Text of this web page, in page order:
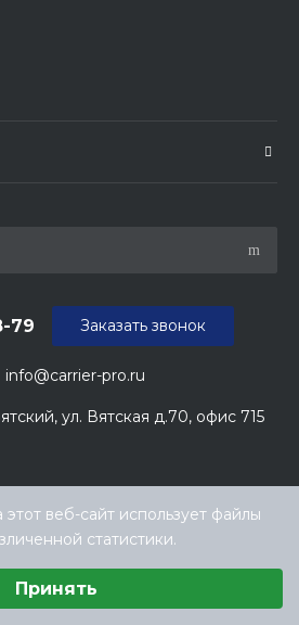
info@carrier-pro.ru
79
ул. Вятская д.70, офис 715
Заказать звонок
веб-сайт использует файлы
статистики.
Принять